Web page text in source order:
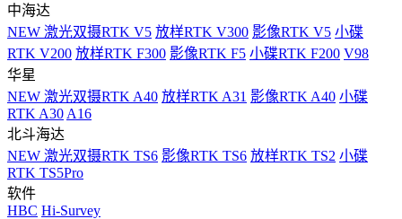
中海达
NEW 激光双摄RTK V5 放样RTK V300 影像RTK V5 小碟
RTK V200 放样RTK F300 影像RTK F5 小碟RTK F200 V98
华星
NEW 激光双摄RTK A40 放样RTK A31 影像RTK A40 小碟
RTK A30 A16
北斗海达
NEW 激光双摄RTK TS6 影像RTK TS6 放样RTK TS2 小碟
RTK TS5Pro
软件
HBC Hi-Survey